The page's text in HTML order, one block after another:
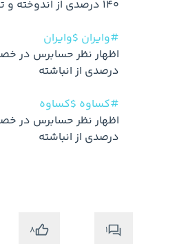
#وایران $وایران
#کساوه $کساوه
1
8